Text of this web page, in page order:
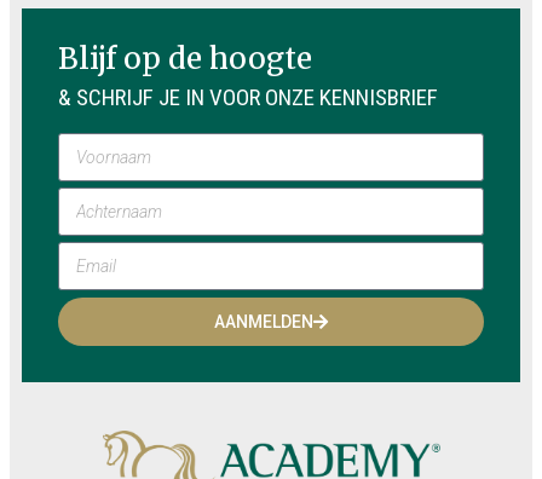
Blijf op de hoogte
& SCHRIJF JE IN VOOR ONZE KENNISBRIEF
AANMELDEN